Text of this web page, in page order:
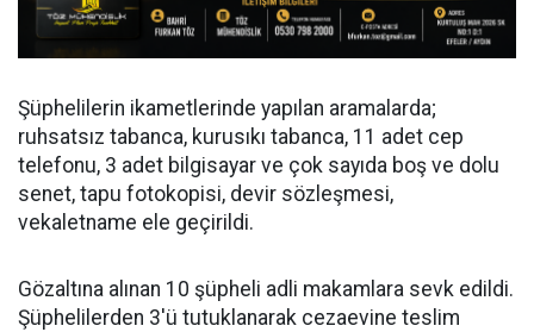
Şüphelilerin ikametlerinde yapılan aramalarda;
ruhsatsız tabanca, kurusıkı tabanca, 11 adet cep
telefonu, 3 adet bilgisayar ve çok sayıda boş ve dolu
senet, tapu fotokopisi, devir sözleşmesi,
vekaletname ele geçirildi.
Gözaltına alınan 10 şüpheli adli makamlara sevk edildi.
Şüphelilerden 3'ü tutuklanarak cezaevine teslim